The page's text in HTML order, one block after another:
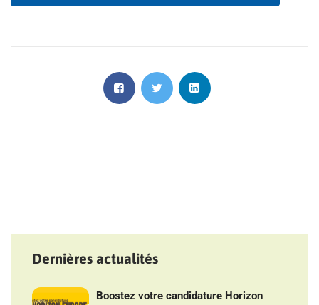
Dernières actualités
Boostez votre candidature Horizon